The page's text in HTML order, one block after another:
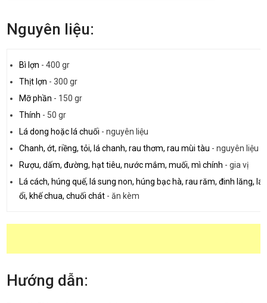
Nguyên liệu:
Bì lợn -400 gr
Thịt lợn -300 gr
Mỡ phần - 150 gr
Thính - 50 gr
Lá dong hoặc lá chuối -nguyên liệu
Chanh, ớt, riềng, tỏi, lá chanh, rau thơm, rau mùi tàu -nguyên liệu
Rượu, dấm, đường, hạt tiêu, nước mắm, muối, mì chính -gia vị
Lá cách, húng quế, lá sung non, húng bạc hà, rau răm, đinh lăng, lá
ổi, khế chua, chuối chát -ăn kèm
Hướng dẫn: